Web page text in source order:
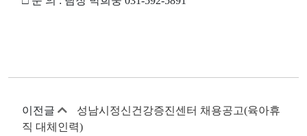
이전글
성남시정신건강증진센터 채용공고(육아휴
직 대체인력)